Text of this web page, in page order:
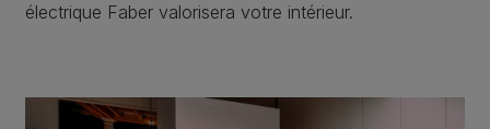
électrique Faber valorisera votre intérieur.